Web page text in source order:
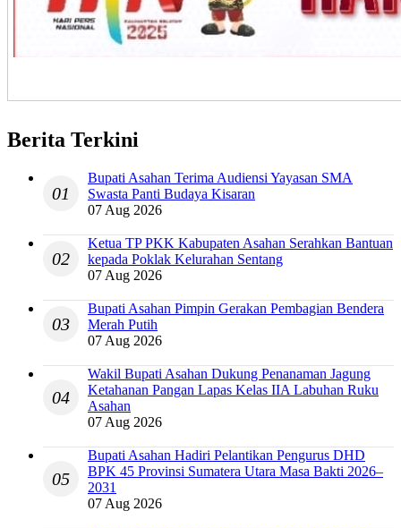
Berita Terkini
01
Bupati Asahan Terima Audiensi Yayasan SMA
Swasta Panti Budaya Kisaran
07 Aug 2026
02
Ketua TP PKK Kabupaten Asahan Serahkan Bantuan
kepada Poklak Kelurahan Sentang
07 Aug 2026
03
Bupati Asahan Pimpin Gerakan Pembagian Bendera
Merah Putih
07 Aug 2026
04
Wakil Bupati Asahan Dukung Penanaman Jagung
Ketahanan Pangan Lapas Kelas IIA Labuhan Ruku
Asahan
07 Aug 2026
05
Bupati Asahan Hadiri Pelantikan Pengurus DHD
BPK 45 Provinsi Sumatera Utara Masa Bakti 2026–
2031
07 Aug 2026